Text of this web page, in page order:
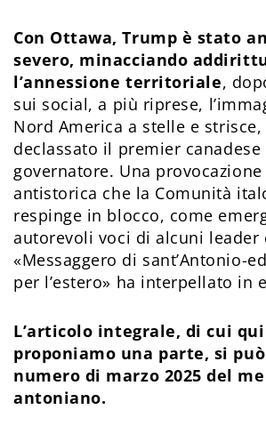
Con Ottawa, Trump è stato
severo, minacciando
l’annessione territoriale,
sui social, a più riprese,
Nord America a stelle e
declassato il premier canadese
governatore. Una
antistorica che la Comunità
respinge in blocco, come
autorevoli voci di alcuni leader
«Messaggero di sant’Antonio-
per l’estero» ha interpellato in
L’articolo integrale, di cui
proponiamo una parte, si
numero di marzo 2025 del
antoniano.